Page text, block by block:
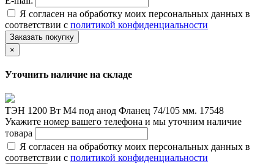
Я согласен на обработку моих персональных данных в
соответствии с политикой конфиденциальности
Заказать покупку
×
Уточнить наличие на складе
ТЭН 1200 Вт М4 под анод Фланец 74/105 мм. 17548
Укажите номер вашего телефона и мы уточним наличие
товара
Я согласен на обработку моих персональных данных в
соответствии с политикой конфиденциальности